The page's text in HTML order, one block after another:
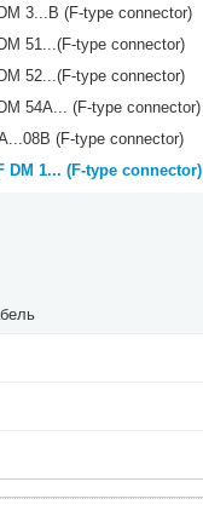
3...B (F-type connector)
51...(F-type connector)
52...(F-type connector)
54A... (F-type connector)
(F-type connector)
DM 1... (F-type connector)